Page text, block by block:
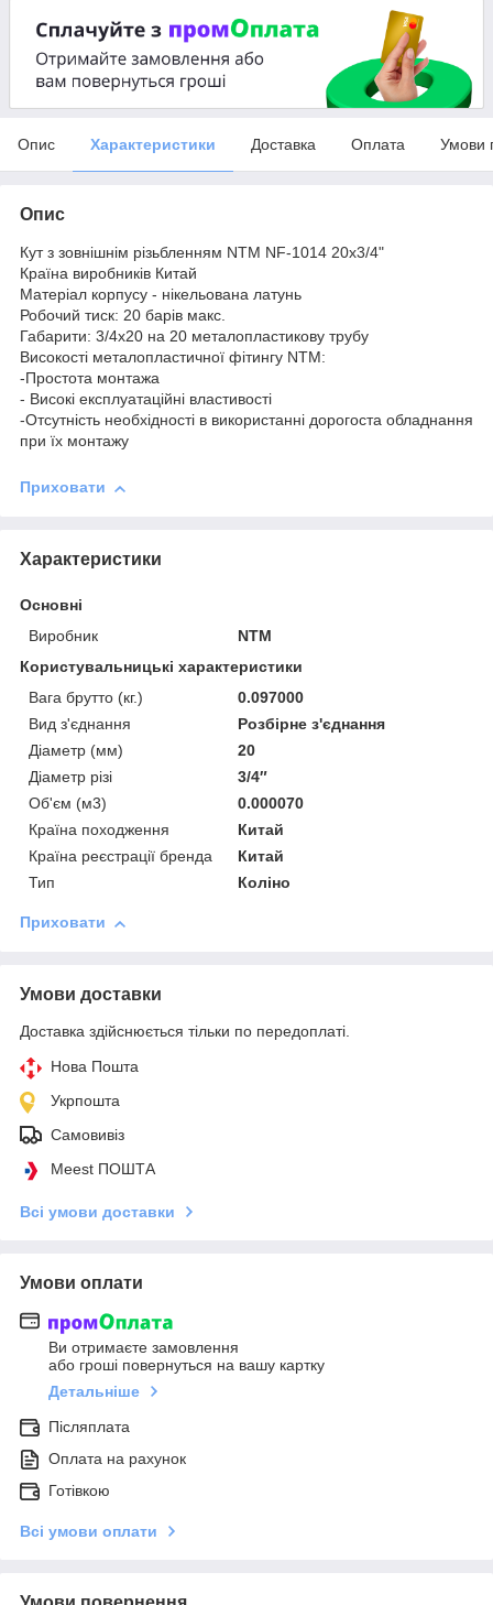
Опис Характеристики Доставка Оплата Умови
Опис
Кут з зовнішнім різьбленням NTM NF-1014 20x3/4"
Країна виробників Китай
Матеріал корпусу - нікельована латунь
Робочий тиск: 20 барів макс.
Габарити: 3/4х20 на 20 металопластикову трубу
Високості металопластичної фітингу NTM:
-Простота монтажа
- Високі експлуатаційні властивості
-Oтсутність необхідності в використанні дорогоста обладнання
при їх монтажу
Приховати
Характеристики
Основні
Виробник
NTM
Користувальницькі характеристики
Вага брутто (кг.)
0.097000
Вид з'єднання
Розбірне з'єднання
Діаметр (мм)
20
Діаметр різі
3/4″
Об'єм (м3)
0.000070
Країна походження
Китай
Країна реєстрації бренда
Китай
Тип
Коліно
Приховати
Умови доставки
Доставка здійснюється тільки по передоплаті.
Нова Пошта
Укрпошта
Самовивіз
Meest ПОШТА
Всі умови доставки
Умови оплати
Ви отримаєте замовлення
або гроші повернуться на вашу картку
Детальніше
Післяплата
Оплата на рахунок
Готівкою
Всі умови оплати